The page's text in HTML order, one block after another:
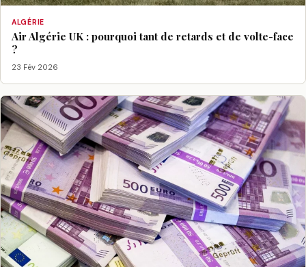
ALGÉRIE
Air Algérie UK : pourquoi tant de retards et de volte-face
?
23 Fév 2026